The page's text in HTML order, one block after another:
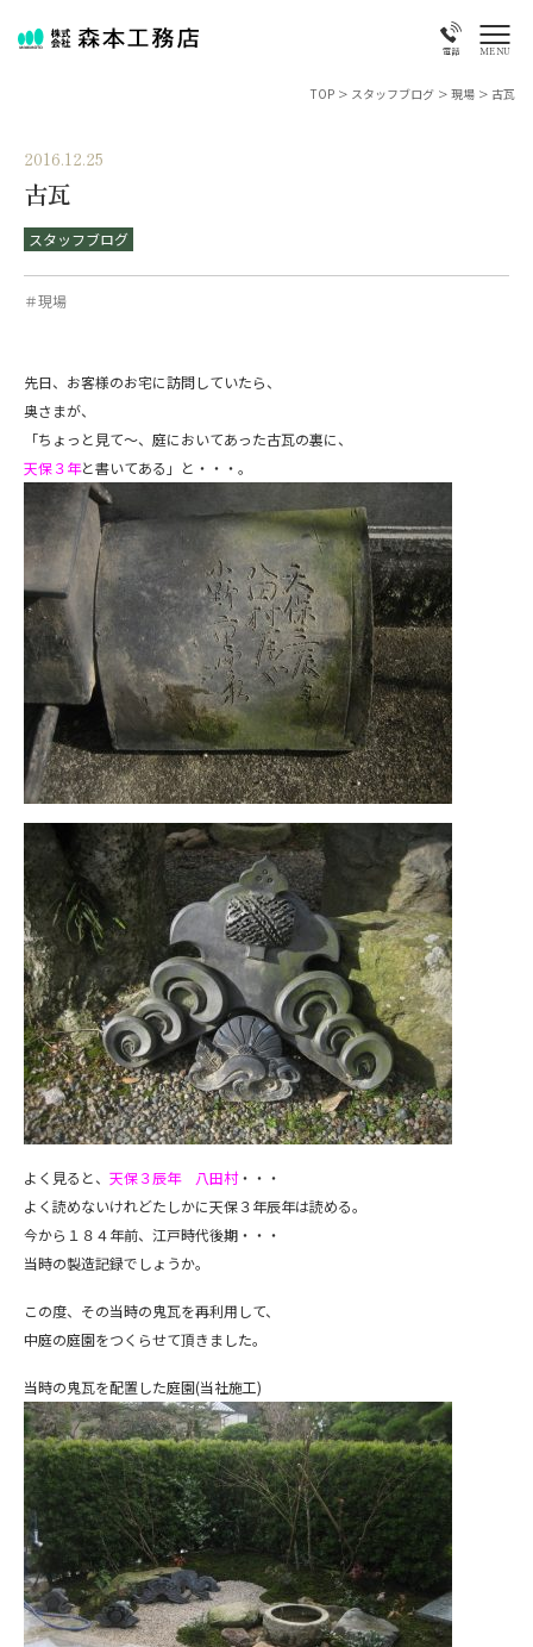
電話 MENU
TOP > スタッフブログ > 現場 > 古瓦
2016.12.25
古瓦
スタッフブログ
＃現場
先日、お客様のお宅に訪問していたら、
奥さまが、
「ちょっと見て～、庭においてあった古瓦の裏に、
天保３年と書いてある」と・・・。
よく見ると、 天保３辰年 八田村・・・
よく読めないけれどたしかに天保３年辰年は読める。
今から１８４年前、江戸時代後期・・・
当時の製造記録でしょうか。
この度、その当時の鬼瓦を再利用して、
中庭の庭園をつくらせて頂きました。
当時の鬼瓦を配置した庭園(当社施工)